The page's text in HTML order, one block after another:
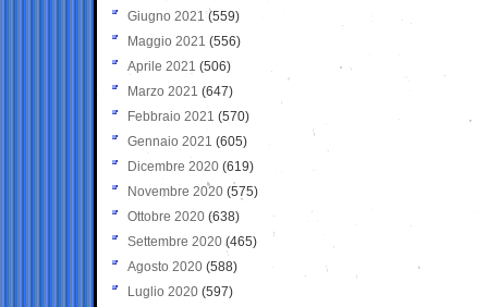
Giugno 2021(559)
Maggio 2021 (556)
Aprile 2021 (506)
Marzo 2021 (647)
Febbraio 2021 (570)
Gennaio 2021 (605)
Dicembre 2020 (619)
Novembre 2020 (575)
Ottobre 2020 (638)
Settembre 2020(465)
Agosto 2020 (588)
Luglio 2020 (597)